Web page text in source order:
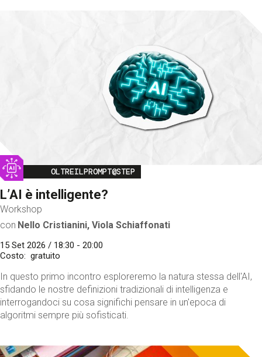
Image
OLTREILPROMPT@STEP
L’AI è intelligente?
Workshop
con Nello Cristianini, Viola Schiaffonati
15 Set 2026 / 18:30 - 20:00
Costo
gratuito
In questo primo incontro esploreremo la natura stessa dell'AI,
sfidando le nostre definizioni tradizionali di intelligenza e
interrogandoci su cosa significhi pensare in un'epoca di
algoritmi sempre più sofisticati.